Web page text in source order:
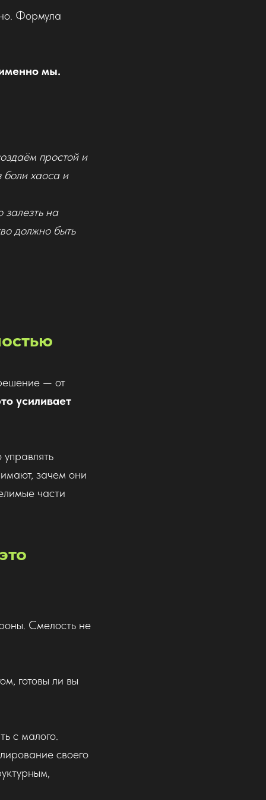
Формула
мы.
простой и
боли хаоса и
на
должно быть
— от
усиливает
зачем они
части
Смелость не
готовы ли вы
с малого.
своего